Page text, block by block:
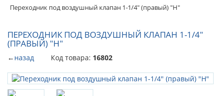
Переходник под воздушный клапан 1-1/4" (правый) "Н"
ПЕРЕХОДНИК ПОД ВОЗДУШНЫЙ КЛАПАН 1-1/4"
(ПРАВЫЙ) "Н"
←назад Код товара: 16802